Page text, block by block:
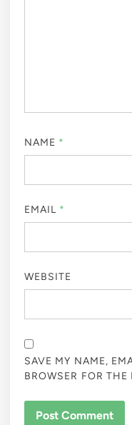
NAME *
EMAIL *
WEBSITE
SAVE MY NAME,
BROWSER FOR